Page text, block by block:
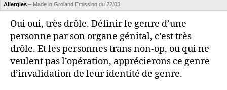
Allergies – Made in Groland Emission du 22/03
Oui oui, très drôle. Définir le genre d’une
personne par son organe génital, c’est très
drôle. Et les personnes trans non-op, ou qui ne
veulent pas l’opération, apprécierons ce genre
d’invalidation de leur identité de genre.